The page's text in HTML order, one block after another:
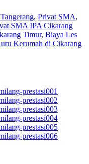
, Privat SMA,
SMA IPA Cikarang
Timur, Biaya Les
Kerumah di Cikarang